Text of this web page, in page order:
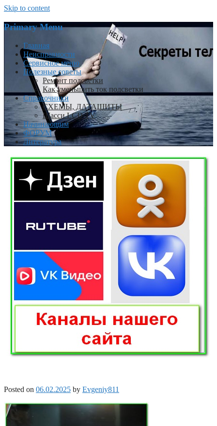
Skip to content
Primary Menu
Главная
Неисправности
Сервисное меню
Полезные советы
Ремонт подсветки
Как уменьшить ток подсветки
Справочники
СХЕМЫ, ДАТАШИТЫ
Шасси LCD TV
Начинающим
ФОРУМ
Литература
Posted on 06.02.2025 by Evgeniy811